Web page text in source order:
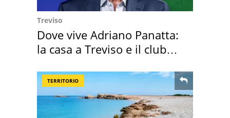
Treviso
Dove vive Adriano Panatta:
la casa a Treviso e il club
TERRITORIO